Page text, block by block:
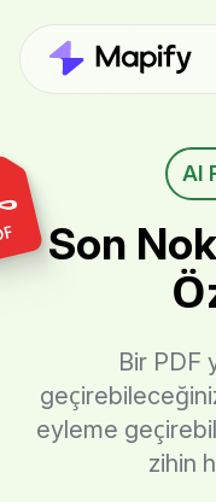
AI
Son
Bir PDF
eyleme
zihin